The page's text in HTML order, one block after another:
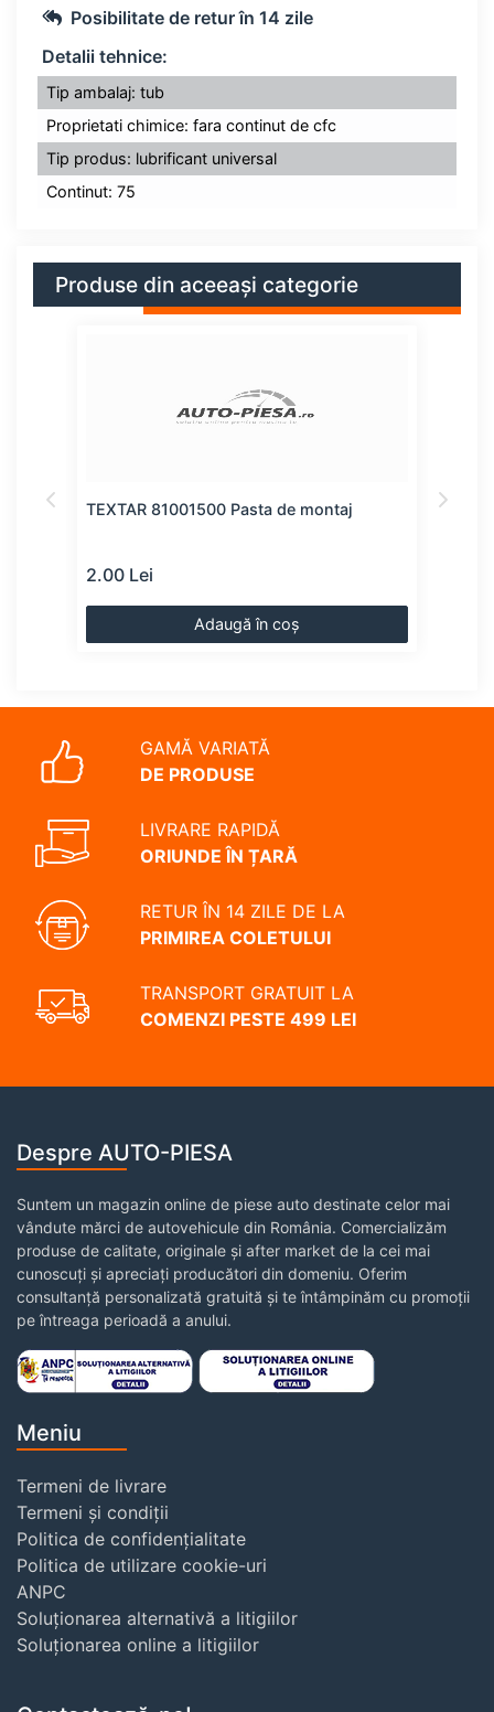
Posibilitate de retur în 14 zile
Detalii tehnice:
Tip ambalaj: tub
Proprietati chimice: fara continut de cfc
Tip produs: lubrificant universal
Continut: 75
Produse din aceeași categorie
TEXTAR 81001500 Pasta de montaj
2.00 Lei
Adaugă în coș
GAMĂ VARIATĂ
DE PRODUSE
LIVRARE RAPIDĂ
ORIUNDE ÎN ȚARĂ
RETUR ÎN 14 ZILE DE LA
PRIMIREA COLETULUI
TRANSPORT GRATUIT LA
COMENZI PESTE 499 LEI
Despre AUTO-PIESA
Suntem un magazin online de piese auto destinate celor mai
vândute mărci de autovehicule din România. Comercializăm
produse de calitate, originale și after market de la cei mai
cunoscuți și apreciați producători din domeniu. Oferim
consultanță personalizată gratuită și te întâmpinăm cu promoții
pe întreaga perioadă a anului.
Meniu
Termeni de livrare
Termeni și condiții
Politica de confidențialitate
Politica de utilizare cookie-uri
ANPC
Soluționarea alternativă a litigiilor
Soluționarea online a litigiilor